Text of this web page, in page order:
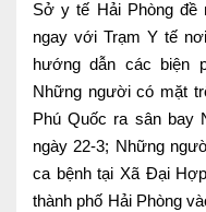
Dịch vụ Y tế Cơ quan
Dịch vụ Y tế gia đình
Lấy mẫu xét nghiệm
Bảo hiểm Y tế
Sở y tế Hải Phòng đề
ngay với Trạm Y tế
hướng dẫn các biện
Những người có mặt
Phú Quốc ra sân bay
ngày 22-3; Những
ca bệnh tại Xã Đại
thành phố Hải Phòng